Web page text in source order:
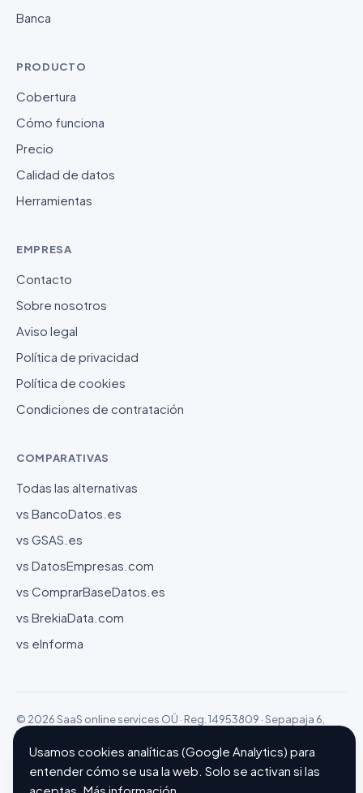
Banca
PRODUCTO
Cobertura
Cómo funciona
Precio
Calidad de datos
Herramientas
EMPRESA
Contacto
Sobre nosotros
Aviso legal
Política de privacidad
Política de cookies
Condiciones de contratación
COMPARATIVAS
Todas las alternativas
vs BancoDatos.es
vs GSAS.es
vs DatosEmpresas.com
vs ComprarBaseDatos.es
vs BrekiaData.com
vs eInforma
© 2026 SaaS online services OÜ · Reg. 14953809 · Sepapaja 6,
15551 Tallinn (Estonia)
Configurar cookiesHecho con ❤ en Barcelona
Usamos cookies analíticas (Google Analytics) para
entender cómo se usa la web. Solo se activan si las